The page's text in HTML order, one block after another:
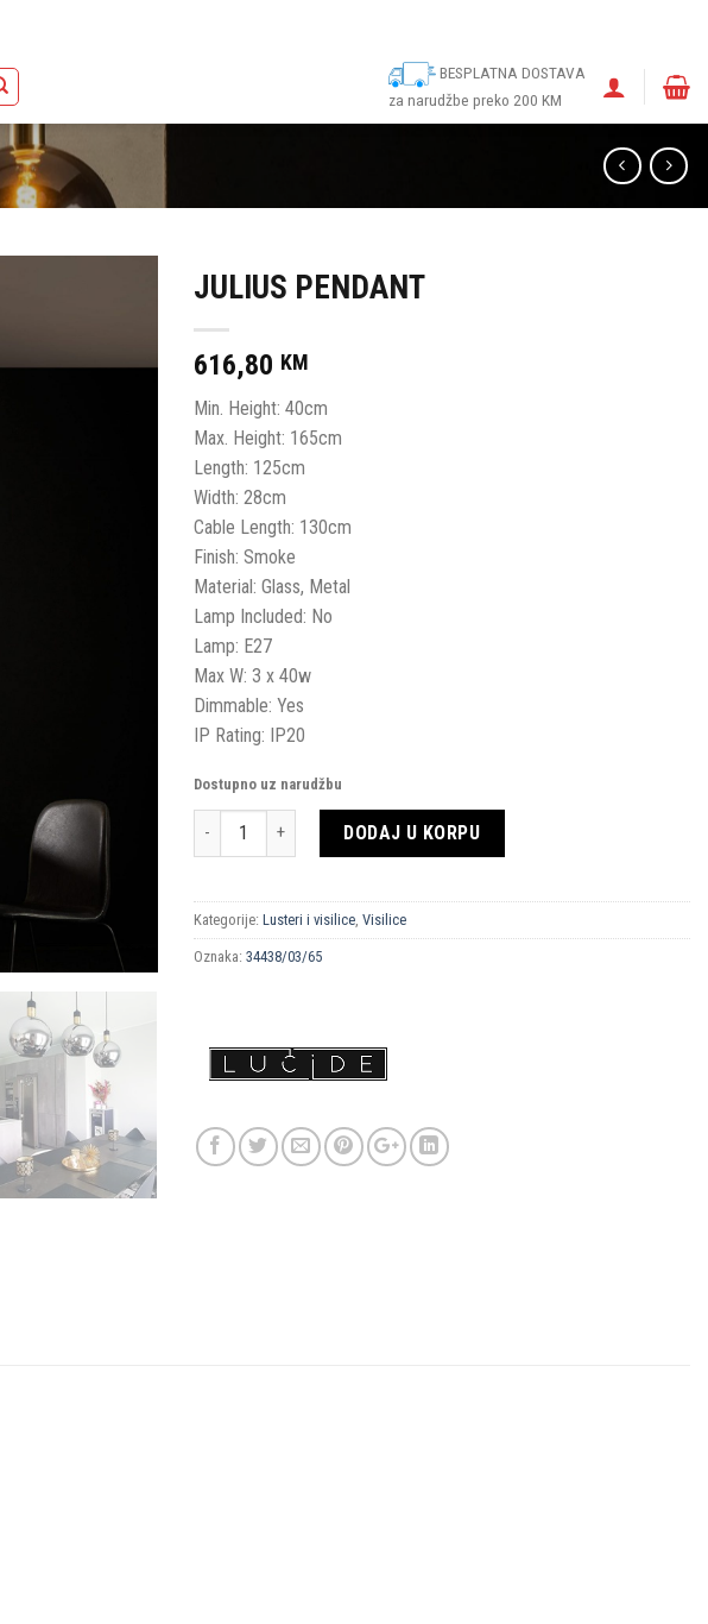
BESPLATNA DOSTAVA
za narudžbe preko 200 KM
JULIUS PENDANT
616,80 KM
Min. Height: 40cm
Max. Height: 165cm
Length: 125cm
Width: 28cm
Cable Length: 130cm
Finish: Smoke
Material: Glass, Metal
Lamp Included: No
Lamp: E27
Max W: 3 x 40w
Dimmable: Yes
IP Rating: IP20
Dostupno uz narudžbu
Količina DODAJ U KORPU
Kategorije: Lusteri i visilice Visilice
Oznaka: 34438/03/65